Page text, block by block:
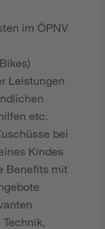
im ÖPNV
Leistungen
etc.
bei
Kindes
Benefits mit